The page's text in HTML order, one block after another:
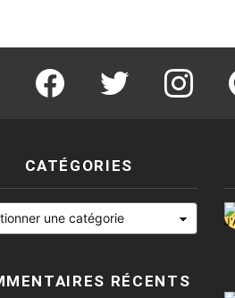
facebook twitter instagram
CATÉGORIES
RÉCENTS